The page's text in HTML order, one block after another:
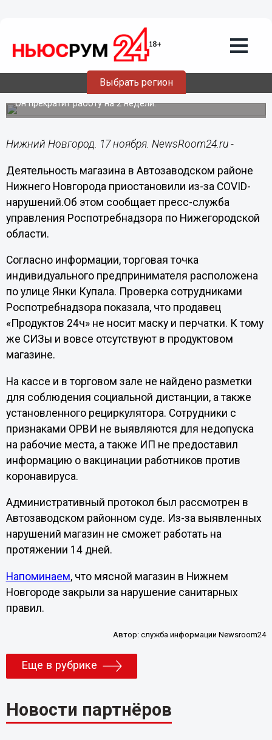
Выбрать регион
17.11.202111:36
Магазин на Автозаводе закрыт за
нарушения требований по COVID-19
Он прекратит работу на 2 недели.
Нижний Новгород. 17 ноября. NewsRoom24.ru -
Деятельность магазина в Автозаводском районе
Нижнего Новгорода приостановили из-за COVID-
нарушений.Об этом сообщает пресс-служба
управления Роспотребнадзора по Нижегородской
области.
Согласно информации, торговая точка
индивидуального предпринимателя расположена
по улице Янки Купала. Проверка сотрудниками
Роспотребнадзора показала, что продавец
«Продуктов 24ч» не носит маску и перчатки. К тому
же СИЗы и вовсе отсутствуют в продуктовом
магазине.
На кассе и в торговом зале не найдено разметки
для соблюдения социальной дистанции, а также
установленного рециркулятора. Сотрудники с
признаками ОРВИ не выявляются для недопуска
на рабочие места, а также ИП не предоставил
информацию о вакцинации работников против
коронавируса.
Административный протокол был рассмотрен в
Автозаводском районном суде. Из-за выявленных
нарушений магазин не сможет работать на
протяжении 14 дней.
Напоминаем, что мясной магазин в Нижнем
Новгороде закрыли за нарушение санитарных
правил.
Автор:служба информации Newsroom24
Еще в рубрике
Новости партнёров